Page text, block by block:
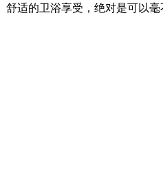
适的卫浴享受，绝对是可以毫